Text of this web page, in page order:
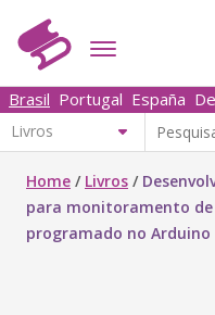
Brasil Portugal España
Home / Livros /
para monitoramento de
programado no Arduino